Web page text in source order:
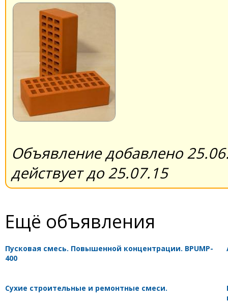
Объявление добавлено
действует до 25.07.15
Ещё объявления
Пусковая смесь. Повышенной концентрации. BPUMP-
400
Сухие строительные и ремонтные смеси.